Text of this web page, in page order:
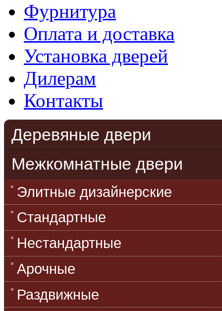
Фурнитура
Оплата и доставка
Установка дверей
Дилерам
Контакты
Деревяные двери
Межкомнатные двери
Элитные дизайнерские
Стандартные
Нестандартные
Арочные
Раздвижные